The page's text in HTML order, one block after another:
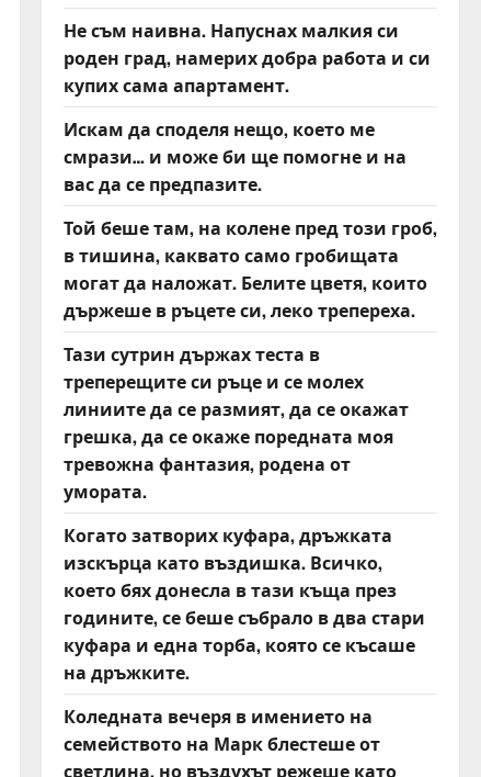
Не съм наивна. Напуснах малкия си
роден град, намерих добра работа и си
купих сама апартамент.
Искам да споделя нещо, което ме
смрази… и може би ще помогне и на
вас да се предпазите.
Той беше там, на колене пред този гроб,
в тишина, каквато само гробищата
могат да наложат. Белите цветя, които
държеше в ръцете си, леко трепереха.
Тази сутрин държах теста в
треперещите си ръце и се молех
линиите да се размият, да се окажат
грешка, да се окаже поредната моя
тревожна фантазия, родена от
умората.
Когато затворих куфара, дръжката
изскърца като въздишка. Всичко,
което бях донесла в тази къща през
годините, се беше събрало в два стари
куфара и една торба, която се късаше
на дръжките.
Коледната вечеря в имението на
семейството на Марк блестеше от
светлина, но въздухът режеше като